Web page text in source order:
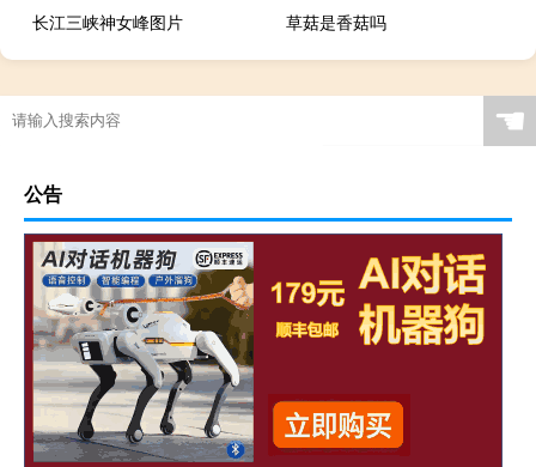
长江三峡神女峰图片
草菇是香菇吗
☚
公告